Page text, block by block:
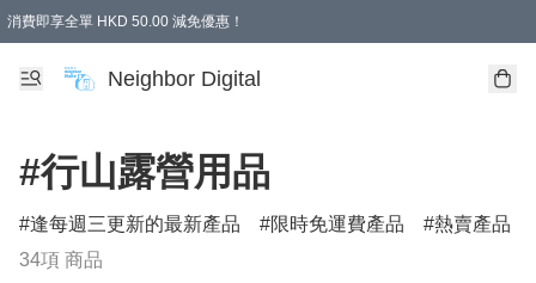
消費即享全單 HKD 50.00 減免優惠！
Neighbor Digital
#行山露營用品
逢每週三更新的最新產品 限時免運費產品
熱賣產品
34項 商品